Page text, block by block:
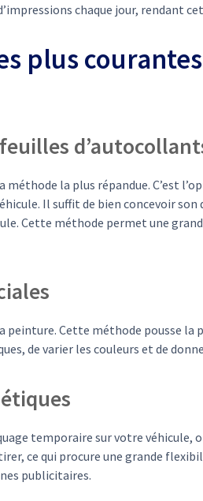
chaque jour, rendant
plus
la plus répandue. C’est
Il suffit de bien concevoir
Cette méthode permet une
peinture. Cette méthode pousse la
de varier les couleurs et de
temporaire sur votre véhicule,
ce qui procure une grande
publicitaires.